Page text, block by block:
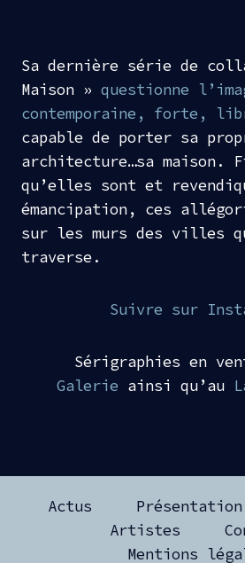
Sa dernière série de
Maison » questionne
contemporaine, forte,
capable de porter sa
architecture…sa maison.
qu’elles sont et
émancipation, ces
sur les murs des villes
traverse.
Suivre sur
Sérigraphies en
Galerie ainsi qu’au
Actus Présentation
Artistes
Mentions